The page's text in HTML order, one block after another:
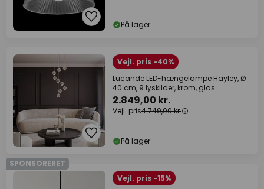
På lager
Vejl. pris -40%
Lucande LED-hængelampe Hayley, Ø
40 cm, 9 lyskilder, krom, glas
2.849,00 kr.
Vejl. pris4.749,00 kr.
På lager
SPONSORERET
Vejl. pris -15%